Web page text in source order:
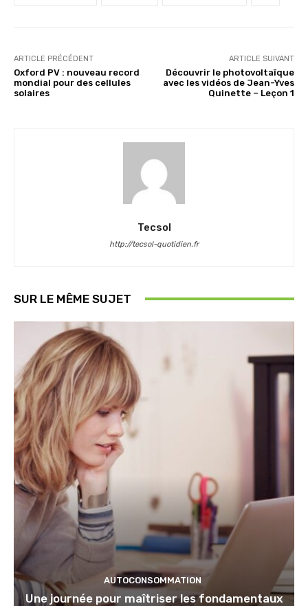
ARTICLE PRÉCÉDENT
Oxford PV : nouveau record
mondial pour des cellules
solaires
ARTICLE SUIVANT
Découvrir le photovoltaïque
avec les vidéos de Jean-Yves
Quinette – Leçon 1
Tecsol
http://tecsol-quotidien.fr
SUR LE MÊME SUJET
AUTOCONSOMMATION
Une journée pour maîtriser les fondamentaux